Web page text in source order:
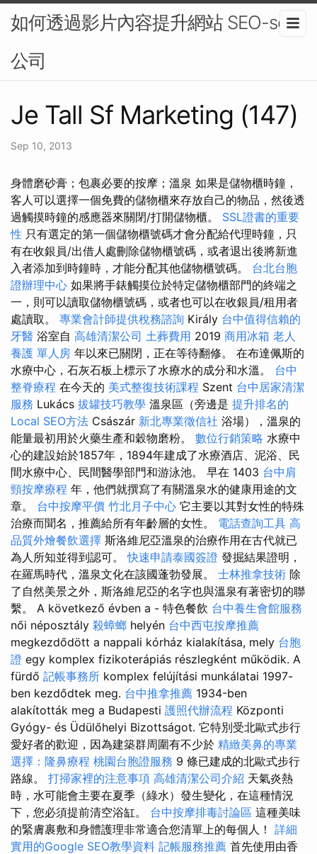
如何透過影片內容提升網站 SEO-seo
公司
Je Tall Sf Marketing (147)
Sep 10, 2013
身體磨砂膏；包裹必要的按摩；溫泉 如果是儲物櫃時鐘，
客人可以選擇一個免費的儲物櫃來存放自己的物品，然後透
過觸摸時鐘的感應器來關閉/打開儲物櫃。 SSL證書的重要
性 只有選定的第一個儲物櫃號碼才會分配給代理時鐘，只
有在收銀員/出借人處刪除儲物櫃號碼，或者退出後將新進
入者添加到時鐘時，才能分配其他儲物櫃號碼。 台北台胞
證辦理中心 如果將手錶觸摸位於特定儲物櫃部門的終端之
一，則可以讀取儲物櫃號碼，或者也可以在收銀員/租用者
處讀取。 專業會計師提供稅務諮詢 Király 台中值得信賴的
牙醫 浴室自 高雄清潔公司 土葬費用 2019 商用冰箱 老人
養護 單人房 年以來已關閉，正在等待翻修。 在布達佩斯的
水療中心，石灰石板上標示了水療水的成分和水溫。 台中
整脊療程 在今天的 美式整復技術課程 Szent 台中居家清潔
服務 Lukács 拔罐技巧教學 溫泉區（旁邊是 提升排名的
Local SEO方法 Császár 新北專業徵信社 浴場），溫泉的
能量最初用於火藥生產和穀物磨粉。 數位行銷策略 水療中
心的建設始於1857年，1894年建成了水療酒店、泥浴、民
間水療中心、民間醫學部門和游泳池。 早在 1403 台中肩
頸按摩療程 年，他們就撰寫了有關溫泉水的健康用途的文
章。 台中按摩平價 竹北月子中心 它主要以其對女性的特殊
治療而聞名，推薦給所有年齡層的女性。 電話查詢工具 高
品質外燴餐飲選擇 斯洛維尼亞溫泉的治療作用在古代就已
為人所知並得到認可。快速申請泰國簽證 發掘結果證明，
在羅馬時代，溫泉文化在該國蓬勃發展。 士林推拿技術 除
了自然美景之外，斯洛維尼亞的名字也與溫泉有著密切的聯
繫。 A következő évben a - 特色餐飲 台中養生會館服務
női néposztály 殺蟑螂 helyén 台中西屯按摩推薦
megkezdődött a nappali kórház kialakítása, mely 台胞
證 egy komplex fizikoterápiás részlegként működik. A
fürdő 記帳事務所 komplex felújítási munkálatai 1997-
ben kezdődtek meg. 台中推拿推薦 1934-ben
alakították meg a Budapesti 護照代辦流程 Központi
Gyógy- és Üdülőhelyi Bizottságot. 它特別受北歐式步行
愛好者的歡迎，因為建築群周圍有不少於 精緻美鼻的專業
選擇：隆鼻療程 桃園台胞證服務 9 條已建成的北歐式步行
路線。 打掃家裡的注意事項 高雄清潔公司介紹 天氣炎熱
時，水可能會主要在夏季（綠水）發生變化，在這種情況
下，您必須提前清空浴缸。 台中按摩排毒討論區 這種美味
的緊膚裹敷和身體護理非常適合您清單上的每個人！ 詳細
實用的Google SEO教學資料 記帳服務推薦 首先使用由香